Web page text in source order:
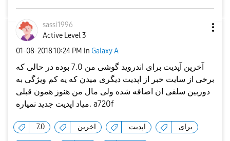
sassi1996
Active Level 3
‎01-08-201810:24 PM in Galaxy A
آخرین آپدیت برای اندروید گوشی من 7.0 بوده در حالی که
برخی از سایت خبر از اپدیت دیگری میدن که یه کم ویژگی به
دوربین سلفی ان اضافه شده ولی مال من هنوز همون قبلی
میاد اپدیت جدید نمیاره. a720f
7.0 اخرین اپدیت برای